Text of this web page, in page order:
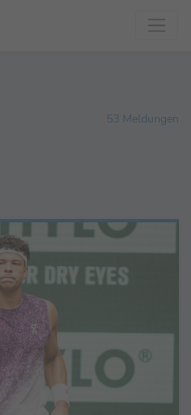
53 Meldungen